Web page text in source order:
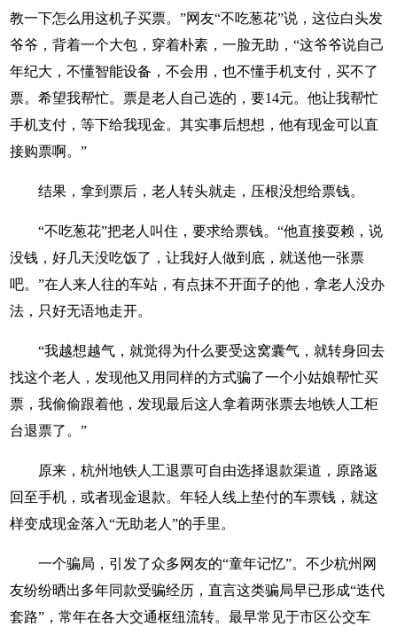
教一下怎么用这机子买票。”网友“不吃葱花”说，这位白头发
爷爷，背着一个大包，穿着朴素，一脸无助，“这爷爷说自己
年纪大，不懂智能设备，不会用，也不懂手机支付，买不了
票。希望我帮忙。票是老人自己选的，要14元。他让我帮忙
手机支付，等下给我现金。其实事后想想，他有现金可以直
接购票啊。”
结果，拿到票后，老人转头就走，压根没想给票钱。
“不吃葱花”把老人叫住，要求给票钱。“他直接耍赖，说
没钱，好几天没吃饭了，让我好人做到底，就送他一张票
吧。”在人来人往的车站，有点抹不开面子的他，拿老人没办
法，只好无语地走开。
“我越想越气，就觉得为什么要受这窝囊气，就转身回去
找这个老人，发现他又用同样的方式骗了一个小姑娘帮忙买
票，我偷偷跟着他，发现最后这人拿着两张票去地铁人工柜
台退票了。”
原来，杭州地铁人工退票可自由选择退款渠道，原路返
回至手机，或者现金退款。年轻人线上垫付的车票钱，就这
样变成现金落入“无助老人”的手里。
一个骗局，引发了众多网友的“童年记忆”。不少杭州网
友纷纷晒出多年同款受骗经历，直言这类骗局早已形成“迭代
套路”，常年在各大交通枢纽流转。最早常见于市区公交车